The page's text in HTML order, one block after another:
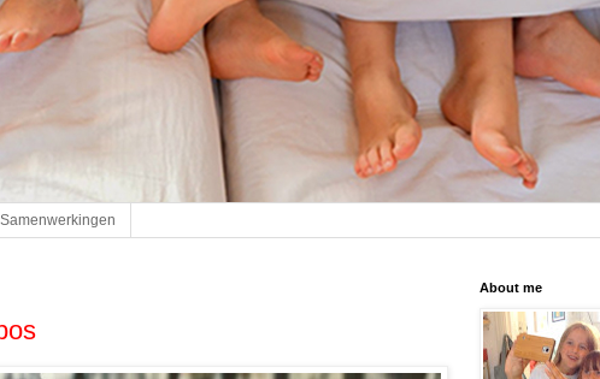
Samenwerkingen
About me